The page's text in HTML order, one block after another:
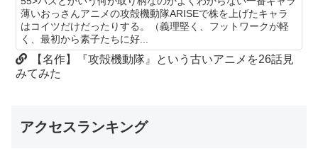
薄いおっさんアニメの攻殻機動隊ARISEで株を上げたキャラ
はコイツだけだったりする。（義理堅く、フットワークが軽
く、最初から素子たちに好...
【名作】『攻殻機動隊』という古いアニメを26話見
みてみた
アクセスランキング